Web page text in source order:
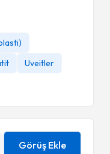
Uveitler
Görüş Ekle